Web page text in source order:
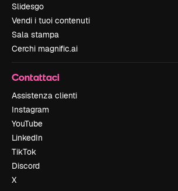
Slidesgo
Vendi i tuoi contenuti
Sala stampa
Cerchi magnific.ai
Contattaci
Assistenza clienti
Instagram
YouTube
LinkedIn
TikTok
Discord
X